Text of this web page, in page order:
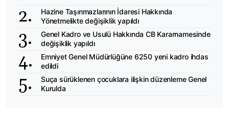
Hazine Taşınmazlarının İdaresi Hakkında
Yönetmelikte değişiklik yapıldı
Genel Kadro ve Usulü Hakkında CB Kararnamesinde
değişiklik yapıldı
Emniyet Genel Müdürlüğüne 6250 yeni kadro ihdas
edildi
Suça sürüklenen çocuklara ilişkin düzenleme Genel
Kurulda